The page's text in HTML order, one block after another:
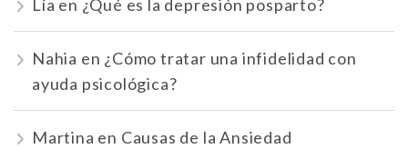
Lía en ¿Qué es la depresión posparto?
Nahia en ¿Cómo tratar una infidelidad con
ayuda psicológica?
Martina en Causas de la Ansiedad